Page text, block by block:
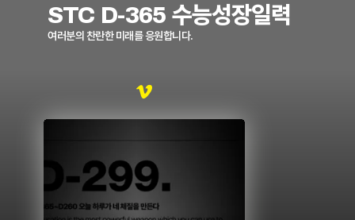
STC D-365 수능성장일력
여러분의 찬란한 미래를 응원합니다.